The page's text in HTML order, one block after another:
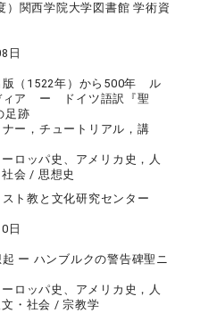
）関西学院大学図書館 学術資
日
版（1522年）から500年 ル
ィア ー ドイツ語訳『聖
足跡
ー，チュートリアル，講
ロッパ史、アメリカ史，人
会 / 思想史
ト教と文化研究センター
日
ー ハンブルクの警告碑聖ニ
ロッパ史、アメリカ史，人
・社会 / 宗教学